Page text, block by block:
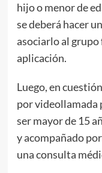
hijo o menor de
se deberá hacer
asociarlo al
aplicación.
Luego, en
por videollamada
ser mayor de 15
y acompañado
una consulta